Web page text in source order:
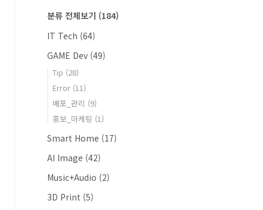
분류 전체보기 (184)
IT Tech (64)
GAME Dev (49)
Tip (28)
Error (11)
배포_관리 (9)
홍보_마케팅 (1)
Smart Home (17)
AI Image (42)
Music+Audio (2)
3D Print (5)